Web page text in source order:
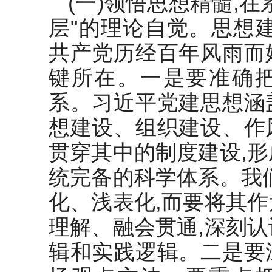
层"的理论自觉。思想
共产党历经百年风雨
键所在。一是要准确
系。习近平党建思想
想建设、组织建设、
贯穿其中的制度建设,
统完备的科学体系。我
化、浅表化,而要将其
理解、融会贯通,深刻
辑和实践逻辑。二是